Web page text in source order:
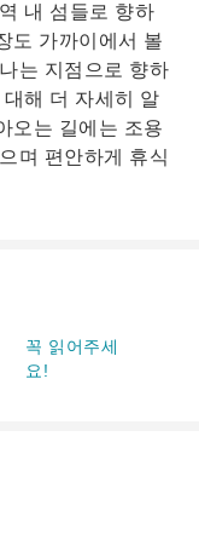
내 섬들로 향하
도 가까이에서 볼
는 지점으로 향하
해 더 자세히 알
오는 길에는 조용
며 편안하게 휴식
꼭 읽어주세
요!